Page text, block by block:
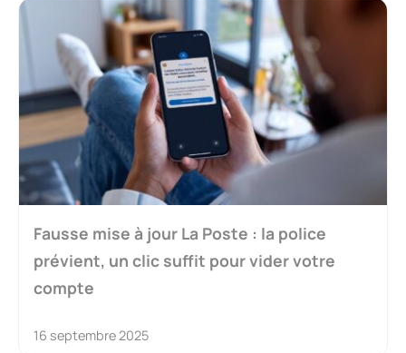
Fausse mise à jour La Poste : la police
prévient, un clic suffit pour vider votre
compte
16 septembre 2025